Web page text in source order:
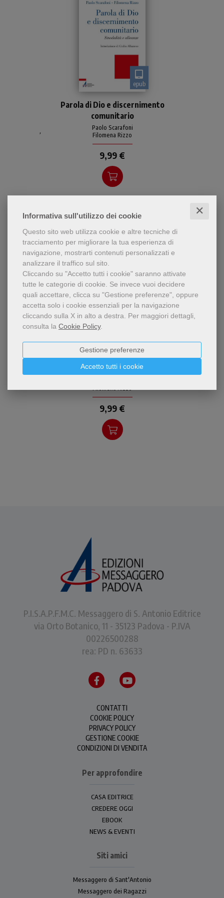
Informativa sull'utilizzo dei cookie ✕
Questo sito web utilizza cookie e altre tecniche di
tracciamento per migliorare la tua esperienza di
navigazione, mostrarti contenuti personalizzati e
analizzare il traffico sul sito.
Cliccando su "Accetto tutti i cookie" saranno attivate
tutte le categorie di cookie. Se invece vuoi decidere
quali accettare, clicca su "Gestione preferenze", oppure
accetta solo i cookie essenziali per la navigazione
cliccando sulla X in alto a destra. Per maggiori dettagli,
consulta la Cookie Policy.
Accetto tutti i cookie
Gestione preferenze
epub
e teologica concreta per la
pastorale di questo nostro
tempo così complesso:
riportare la Parola di
Parola di Dio e discernimento
comunitario
Paolo Scarafoni
,
Filomena Rizzo
9,99 €
Una proposta antropologica
e teologica concreta per la
pastorale di questo nostro
riportare la Parola di
Parola di Dio e discernimento
comunitario
Filomena Rizzo
9,99 €
P.I.S.A.P.F.M.C. Messaggero di S. Antonio Editrice
via Orto Botanico, 11 - 35123 Padova - P.IVA
00226500288
rea: PD n. 63633
CONTATTI
COOKIE POLICY
PRIVACY POLICY
GESTIONE COOKIE
CONDIZIONI DI VENDITA
Per approfondire
CASA EDITRICE
CREDERE OGGI
EBOOK
NEWS & EVENTI
Siti amici
Messaggero di Sant'Antonio
Messaggero dei Ragazzi